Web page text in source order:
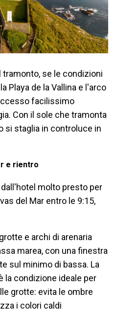
tramonto, se le condizioni
Playa de la Vallina e l'arco
facilissimo
Con il sole che tramonta
si staglia in controluce in
e rientro
molto presto per
del Mar entro le 9:15,
e archi di arenaria
marea, con una finestra
sul minimo di bassa. La
la condizione ideale per
grotte: evita le ombre
i colori caldi